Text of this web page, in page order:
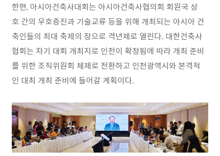
한편, 아시아건축사대회는 아시아건축사협의회 회원국 상
호 간의 우호증진과 기술교류 등을 위해 개최되는 아시아 건
축인들의 최대 축제의 장으로 격년제로 열린다. 대한건축사
협회는 차기 대회 개최지로 인천이 확정됨에 따라 개최 준비
를 위한 조직위원회 체제로 전환하고 인천광역시와 본격적
인 대최 개최 준비에 들어갈 계획이다.